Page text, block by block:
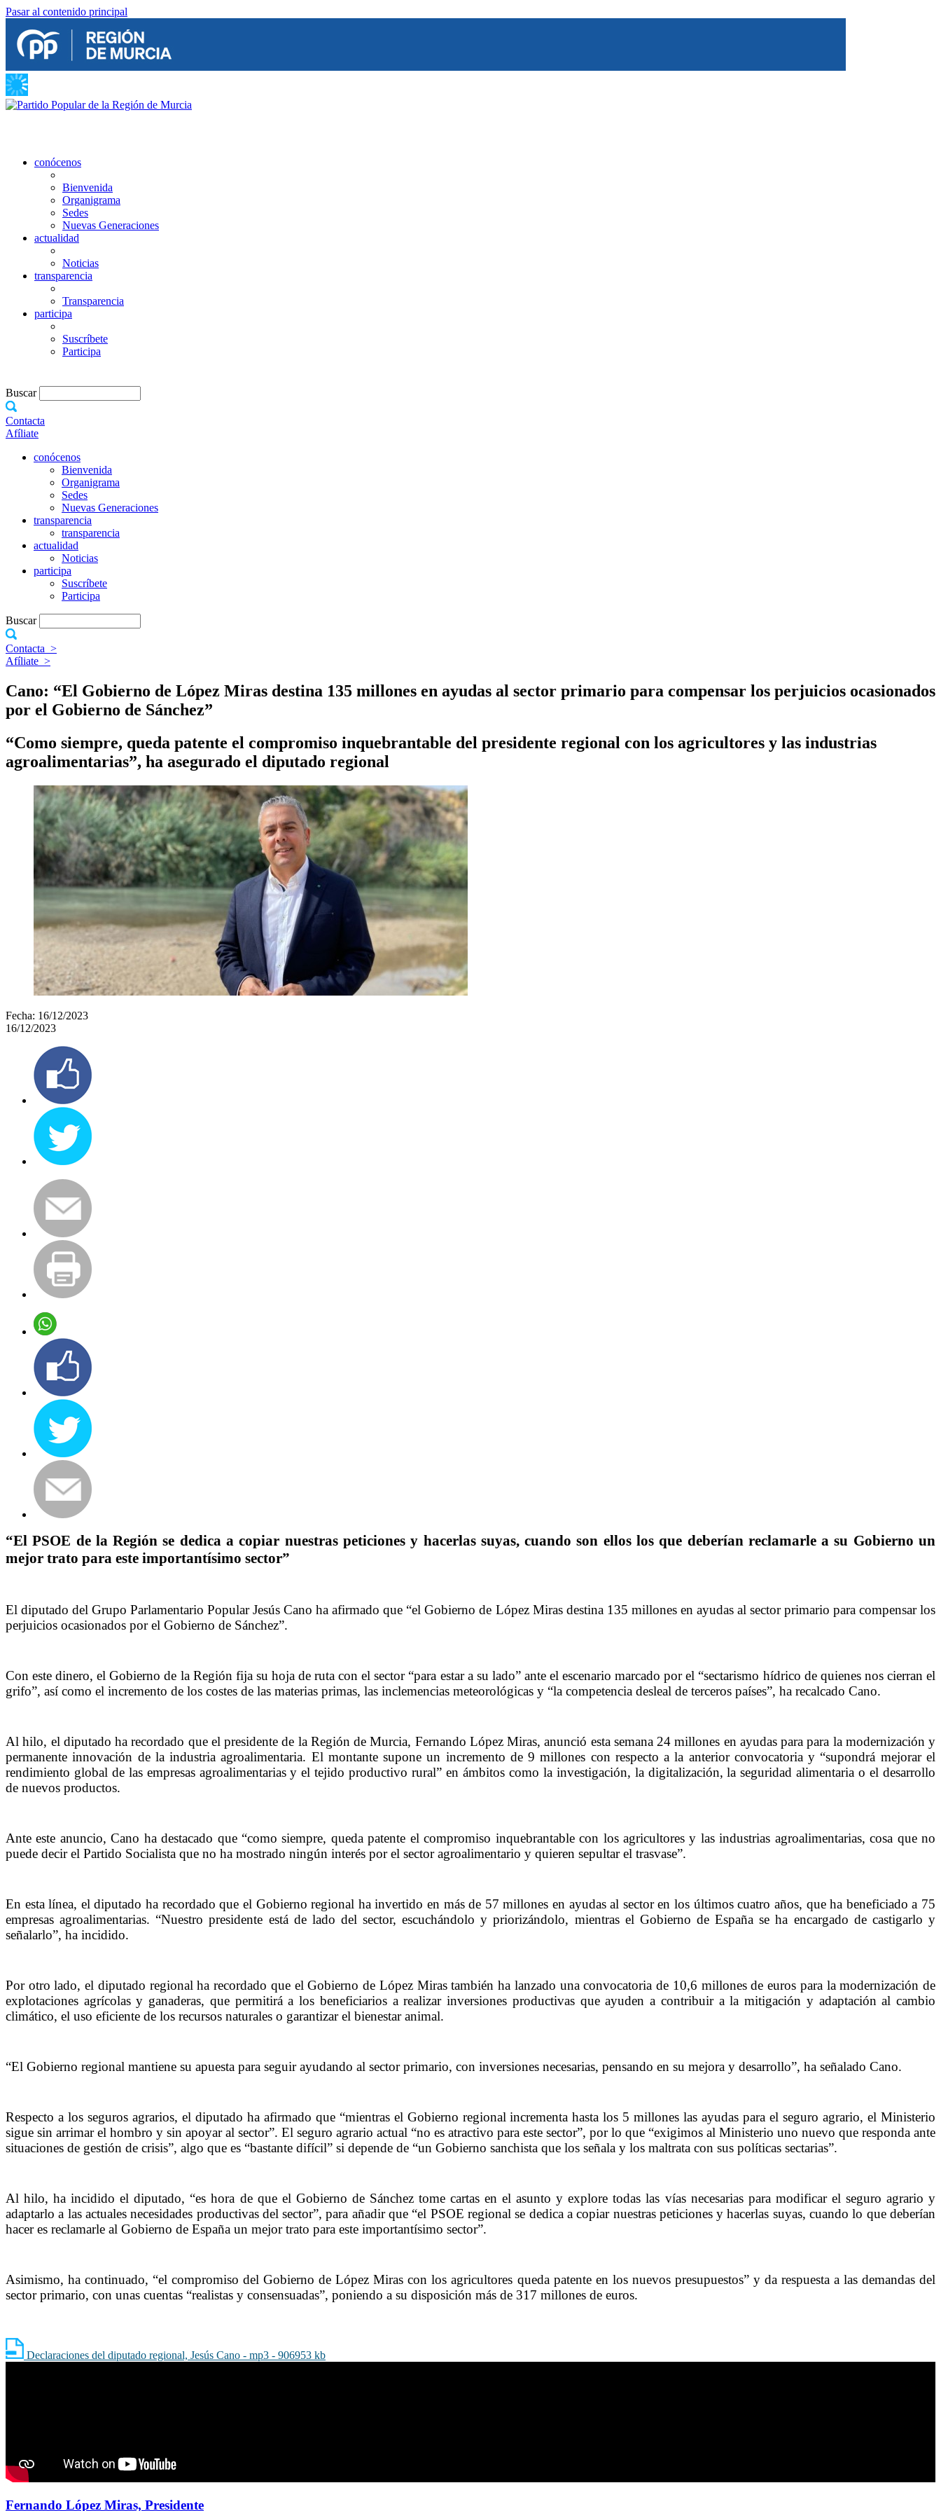
Pasar al contenido principal
conócenos
Bienvenida
Organigrama
Sedes
Nuevas Generaciones
actualidad
Noticias
transparencia
Transparencia
participa
Suscríbete
Participa
Buscar
Contacta
Afíliate
conócenos
Bienvenida
Organigrama
Sedes
Nuevas Generaciones
transparencia
transparencia
actualidad
Noticias
participa
Suscríbete
Participa
Buscar
Contacta >
Afíliate >
Cano: “El Gobierno de López Miras destina 135 millones en ayudas al sector primario para compensar los perjuicios ocasionados
por el Gobierno de Sánchez”
“Como siempre, queda patente el compromiso inquebrantable del presidente regional con los agricultores y las industrias
agroalimentarias”, ha asegurado el diputado regional
Fecha: 16/12/2023
16/12/2023
“El PSOE de la Región se dedica a copiar nuestras peticiones y hacerlas suyas, cuando son ellos los que deberían reclamarle a su Gobierno un
mejor trato para este importantísimo sector”
El diputado del Grupo Parlamentario Popular Jesús Cano ha afirmado que “el Gobierno de López Miras destina 135 millones en ayudas al sector primario para compensar los
perjuicios ocasionados por el Gobierno de Sánchez”.
Con este dinero, el Gobierno de la Región fija su hoja de ruta con el sector “para estar a su lado” ante el escenario marcado por el “sectarismo hídrico de quienes nos cierran el
grifo”, así como el incremento de los costes de las materias primas, las inclemencias meteorológicas y “la competencia desleal de terceros países”, ha recalcado Cano.
Al hilo, el diputado ha recordado que el presidente de la Región de Murcia, Fernando López Miras, anunció esta semana 24 millones en ayudas para para la modernización y
permanente innovación de la industria agroalimentaria. El montante supone un incremento de 9 millones con respecto a la anterior convocatoria y “supondrá mejorar el
rendimiento global de las empresas agroalimentarias y el tejido productivo rural” en ámbitos como la investigación, la digitalización, la seguridad alimentaria o el desarrollo
de nuevos productos.
Ante este anuncio, Cano ha destacado que “como siempre, queda patente el compromiso inquebrantable con los agricultores y las industrias agroalimentarias, cosa que no
puede decir el Partido Socialista que no ha mostrado ningún interés por el sector agroalimentario y quieren sepultar el trasvase”.
En esta línea, el diputado ha recordado que el Gobierno regional ha invertido en más de 57 millones en ayudas al sector en los últimos cuatro años, que ha beneficiado a 75
empresas agroalimentarias. “Nuestro presidente está de lado del sector, escuchándolo y priorizándolo, mientras el Gobierno de España se ha encargado de castigarlo y
señalarlo”, ha incidido.
Por otro lado, el diputado regional ha recordado que el Gobierno de López Miras también ha lanzado una convocatoria de 10,6 millones de euros para la modernización de
explotaciones agrícolas y ganaderas, que permitirá a los beneficiarios a realizar inversiones productivas que ayuden a contribuir a la mitigación y adaptación al cambio
climático, el uso eficiente de los recursos naturales o garantizar el bienestar animal.
“El Gobierno regional mantiene su apuesta para seguir ayudando al sector primario, con inversiones necesarias, pensando en su mejora y desarrollo”, ha señalado Cano.
Respecto a los seguros agrarios, el diputado ha afirmado que “mientras el Gobierno regional incrementa hasta los 5 millones las ayudas para el seguro agrario, el Ministerio
sigue sin arrimar el hombro y sin apoyar al sector”. El seguro agrario actual “no es atractivo para este sector”, por lo que “exigimos al Ministerio uno nuevo que responda ante
situaciones de gestión de crisis”, algo que es “bastante difícil” si depende de “un Gobierno sanchista que los señala y los maltrata con sus políticas sectarias”.
Al hilo, ha incidido el diputado, “es hora de que el Gobierno de Sánchez tome cartas en el asunto y explore todas las vías necesarias para modificar el seguro agrario y
adaptarlo a las actuales necesidades productivas del sector”, para añadir que “el PSOE regional se dedica a copiar nuestras peticiones y hacerlas suyas, cuando lo que deberían
hacer es reclamarle al Gobierno de España un mejor trato para este importantísimo sector”.
Asimismo, ha continuado, “el compromiso del Gobierno de López Miras con los agricultores queda patente en los nuevos presupuestos” y da respuesta a las demandas del
sector primario, con unas cuentas “realistas y consensuadas”, poniendo a su disposición más de 317 millones de euros.
Declaraciones del diputado regional, Jesús Cano - mp3 - 906953 kb
Fernando López Miras, Presidente